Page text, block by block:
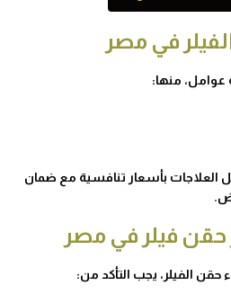
في مصر
عوامل، منها:
العلاجات بأسعار تنافسية مع ضمان
حقن فيلر في مصر
حقن الفيلر، يجب التأكد من: